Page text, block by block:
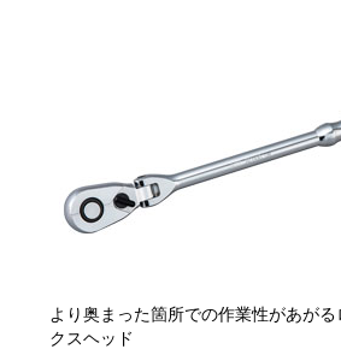
より奥まった箇所での作業性があが
クスヘッド